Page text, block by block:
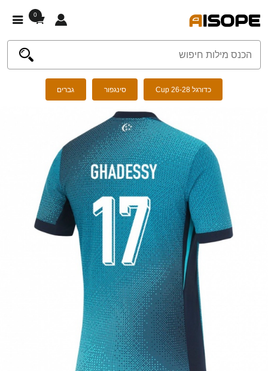
0
כדורגל Cup 26-28 סינגפור גברים